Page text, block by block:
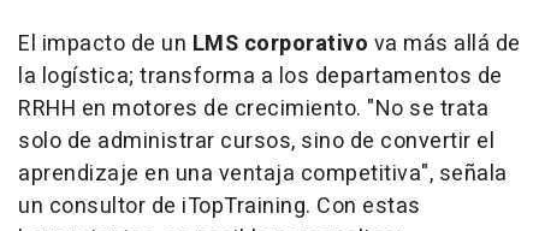
El impacto de un LMS corporativo va más allá de
la logística; transforma a los departamentos de
RRHH en motores de crecimiento. "No se trata
solo de administrar cursos, sino de convertir el
aprendizaje en una ventaja competitiva", señala
un consultor de iTopTraining. Con estas